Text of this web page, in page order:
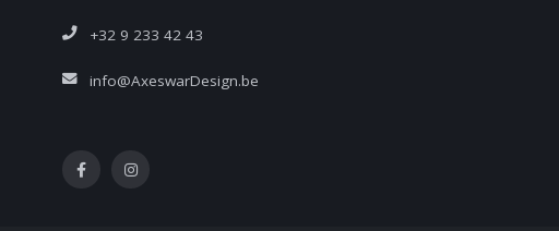
+32 9 233 42 43
info@AxeswarDesign.be